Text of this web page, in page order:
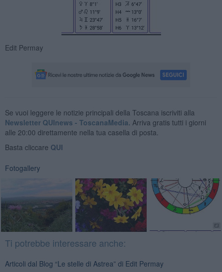
Edit Permay
Se vuoi leggere le notizie principali della Toscana iscriviti alla
Newsletter QUInews - ToscanaMedia. Arriva gratis tutti i giorni
alle 20:00 direttamente nella tua casella di posta.
Basta cliccare QUI
Fotogallery
Ti potrebbe interessare anche:
Articoli dal Blog “Le stelle di Astrea” di Edit Permay